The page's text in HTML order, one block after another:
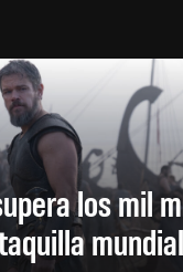
los mil
mundial